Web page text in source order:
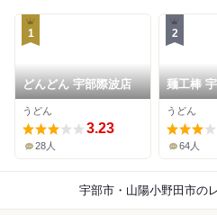
1
どんどん 宇部際波店
うどん
3.23
28人
2
麺工棒
うどん
64人
宇部市・山陽小野田市の